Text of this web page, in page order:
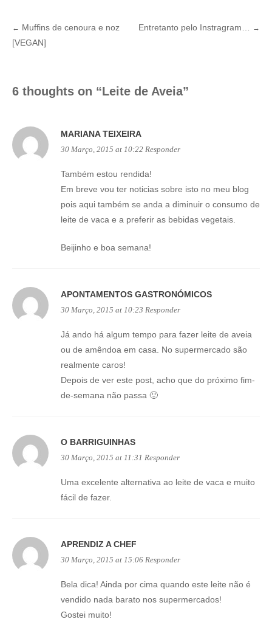
Post
← Muffins de cenoura e noz
[VEGAN]
Entretanto pelo Instragram… →
6 thoughts on “Leite de Aveia”
MARIANA TEIXEIRA
30 Março, 2015 at 10:22 Responder
Também estou rendida!
Em breve vou ter noticias sobre isto no meu blog
pois aqui também se anda a diminuir o consumo de
leite de vaca e a preferir as bebidas vegetais.
Beijinho e boa semana!
APONTAMENTOS GASTRONÓMICOS
30 Março, 2015 at 10:23 Responder
Já ando há algum tempo para fazer leite de aveia
ou de amêndoa em casa. No supermercado são
realmente caros!
Depois de ver este post, acho que do próximo fim-
de-semana não passa 🙂
O BARRIGUINHAS
30 Março, 2015 at 11:31 Responder
Uma excelente alternativa ao leite de vaca e muito
fácil de fazer.
APRENDIZ A CHEF
30 Março, 2015 at 15:06 Responder
Bela dica! Ainda por cima quando este leite não é
vendido nada barato nos supermercados!
Gostei muito!